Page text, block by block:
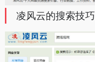
凌风云的搜索技巧